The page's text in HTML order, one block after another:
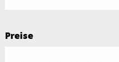
Preise